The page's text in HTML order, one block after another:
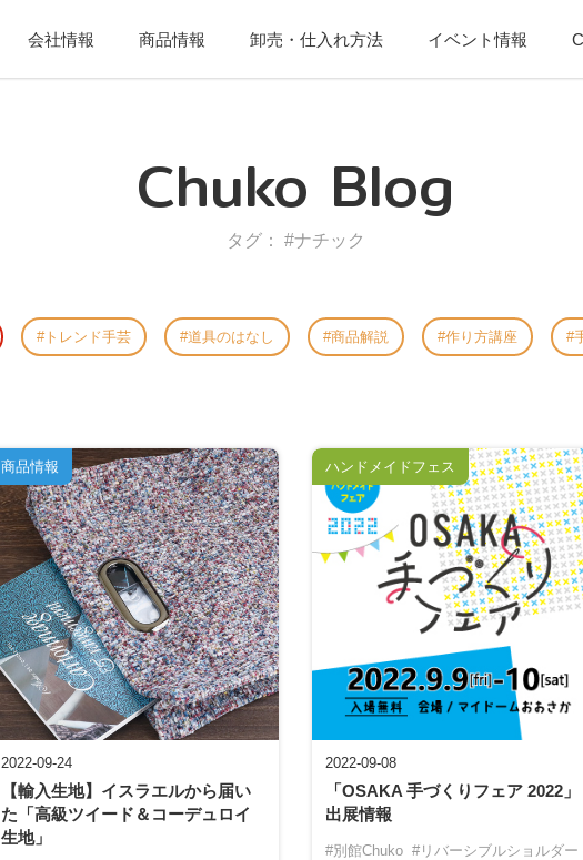
会社情報 商品情報 卸売・仕入れ方法 イベント情報
Chuko Blog
タグ： #ナチック
トレンド手芸 道具のはなし 商品解説 作り方講座
2022-09-24
【輸入生地】イスラエルから届い
た「高級ツイード＆コーデュロイ
生地」
商品情報
2022-09-08
「OSAKA 手づくりフェア 2022」
出展情報
#別館Chuko #リバーシブルショルダー
ハンドメイドフェス